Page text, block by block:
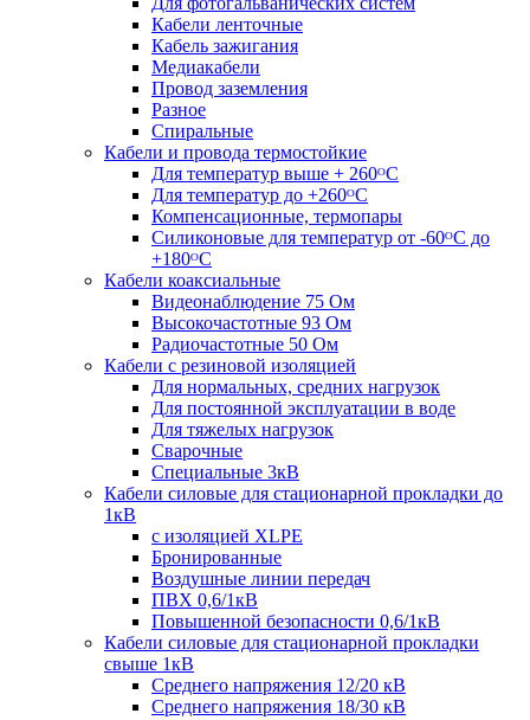
Кабели ленточные
Кабель зажигания
Медиакабели
Провод заземления
Разное
Спиральные
Кабели и провода термостойкие
Для температур выше + 260ᴼС
Для температур до +260ᴼС
Компенсационные, термопары
Силиконовые для температур от -60ᴼC до
+180ᴼС
Кабели коаксиальные
Видеонаблюдение 75 Ом
Высокочастотные 93 Ом
Радиочастотные 50 Ом
Кабели с резиновой изоляцией
Для нормальных, средних нагрузок
Для постоянной эксплуатации в воде
Для тяжелых нагрузок
Сварочные
Специальные 3кВ
Кабели силовые для стационарной прокладки до
1кВ
c изоляцией XLPE
Бронированные
Воздушные линии передач
ПВХ 0,6/1кВ
Повышенной безопасности 0,6/1кВ
Кабели силовые для стационарной прокладки
свыше 1кВ
Среднего напряжения 12/20 кВ
Среднего напряжения 18/30 кВ